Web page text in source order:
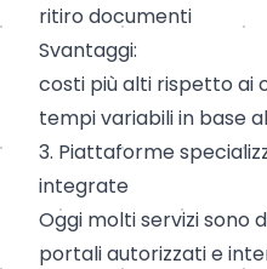
ritiro documenti
Svantaggi:
costi più alti rispetto ai
tempi variabili in base
3. Piattaforme
integrate
Oggi molti servizi sono
portali autorizzati e